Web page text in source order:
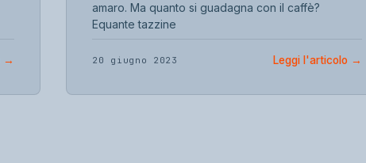
→
amaro. Ma quanto si guadagna con il caffè?
Equante tazzine
20 giugno 2023 Leggi l'articolo →